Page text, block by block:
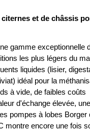
et de châssis
gamme exceptionnelle
les plus légers du
liquides (lisier,
idéal pour la
à vide, de faibles coûts
d'échange élevée,
pompes à lobes Borger
montre encore une fois